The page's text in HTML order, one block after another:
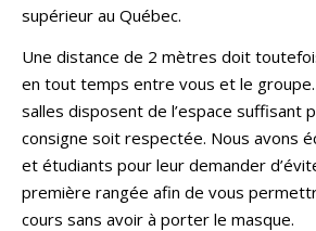
supérieur au Québec.
Une distance de 2 mètres doit
en tout temps entre vous et le
salles disposent de l’espace suffisant
consigne soit respectée. Nous avons
et étudiants pour leur demander
première rangée afin de vous
cours sans avoir à porter le masque.